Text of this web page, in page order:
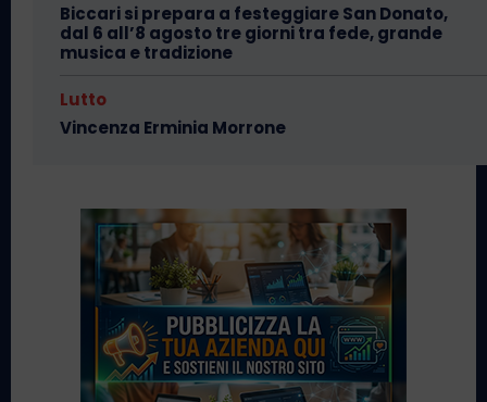
Biccari si prepara a festeggiare San Donato,
dal 6 all’8 agosto tre giorni tra fede, grande
musica e tradizione
Lutto
Vincenza Erminia Morrone